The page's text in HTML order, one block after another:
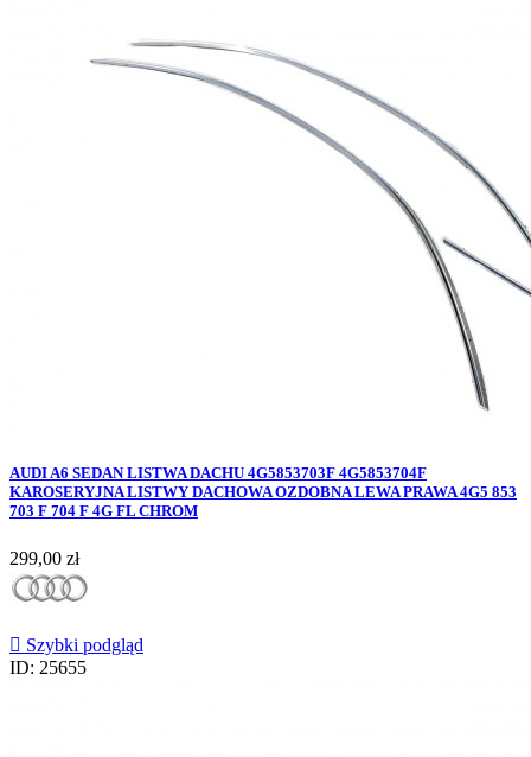
AUDI A6 SEDAN LISTWA DACHU 4G5853703F 4G5853704F
KAROSERYJNA LISTWY DACHOWA OZDOBNA LEWA PRAWA 4G5 853
703 F 704 F 4G FL CHROM
Cena
299,00 zł
 Szybki podgląd
ID: 25655